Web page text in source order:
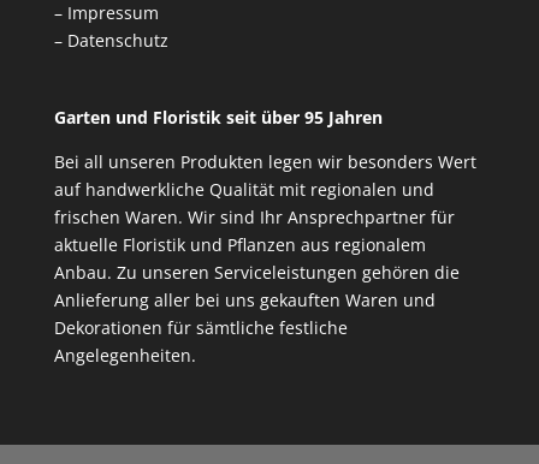
– Impressum
– Datenschutz
Garten und Floristik seit über 95 Jahren
Bei all unseren Produkten legen wir besonders Wert
auf handwerkliche Qualität mit regionalen und
frischen Waren. Wir sind Ihr Ansprechpartner für
aktuelle Floristik und Pflanzen aus regionalem
Anbau. Zu unseren Serviceleistungen gehören die
Anlieferung aller bei uns gekauften Waren und
Dekorationen für sämtliche festliche
Angelegenheiten.